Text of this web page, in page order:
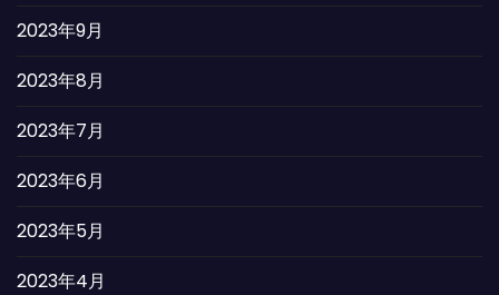
2023年9月
2023年8月
2023年7月
2023年6月
2023年5月
2023年4月